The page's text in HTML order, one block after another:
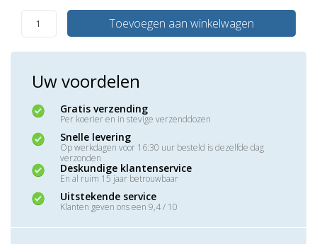
Toevoegen aan winkelwagen
Uw voordelen
Gratis verzending
Per koerier en in stevige verzenddozen
Snelle levering
Op werkdagen voor 16:30 uur besteld is dezelfde dag
verzonden
Deskundige klantenservice
En al ruim 15 jaar betrouwbaar
Uitstekende service
Klanten geven ons een 9,4 / 10